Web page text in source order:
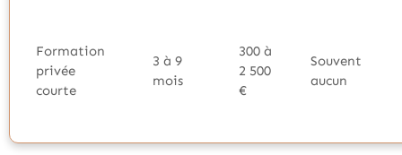
Formation
privée
courte
3 à 9
mois
300 à
2 500
€
Souvent
aucun